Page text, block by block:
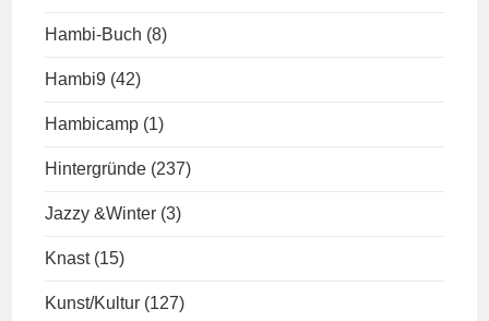
Hambi-Buch (8)
Hambi9 (42)
Hambicamp (1)
Hintergründe (237)
Jazzy &Winter (3)
Knast (15)
Kunst/Kultur (127)